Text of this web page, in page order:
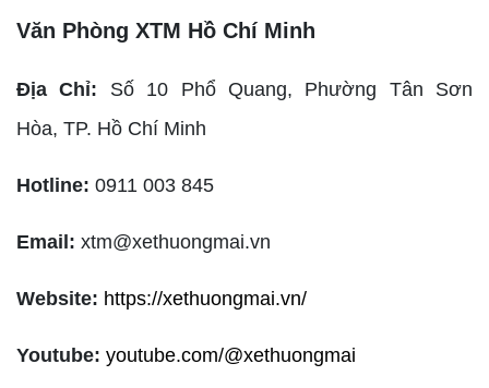
Văn Phòng XTM Hồ Chí Minh
Địa Chỉ: Số 10 Phổ Quang, Phường Tân Sơn
Hòa, TP. Hồ Chí Minh
Hotline: 0911 003 845
Email: xtm@xethuongmai.vn
Website: https://xethuongmai.vn/
Youtube: youtube.com/@xethuongmai